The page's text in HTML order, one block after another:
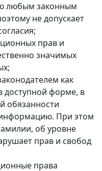
любым законным
не допускает
прав и
значимых
как
доступной форме, в
обязанности
При этом
об уровне
прав и свобод
права